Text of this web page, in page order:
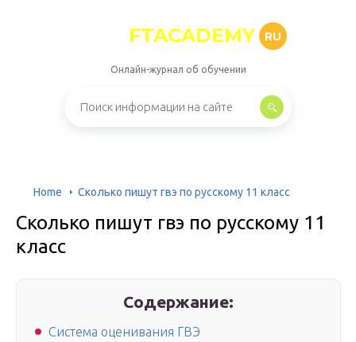
FTACADEMY RU
Онлайн-журнал об обучении
Home Сколько пишут гвэ по русскому 11 класс
Сколько пишут гвэ по русскому 11
класс
Содержание:
Система оценивания ГВЭ